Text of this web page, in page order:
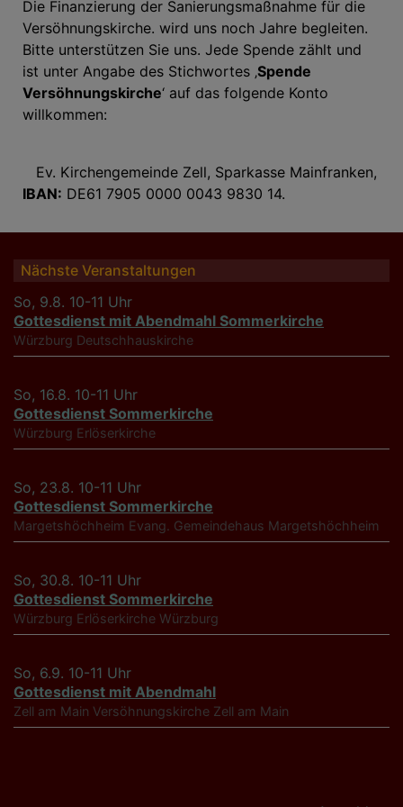
Die Finanzierung der Sanierungsmaßnahme für die
Versöhnungskirche. wird uns noch Jahre begleiten.
Bitte unterstützen Sie uns. Jede Spende zählt und
ist unter Angabe des Stichwortes ‚Spende
Versöhnungskirche‘ auf das folgende Konto
willkommen:
Ev. Kirchengemeinde Zell, Sparkasse Mainfranken,
IBAN: DE61 7905 0000 0043 9830 14.
Nächste Veranstaltungen
So, 9.8. 10-11 Uhr
Gottesdienst mit Abendmahl Sommerkirche
Würzburg Deutschhauskirche
So, 16.8. 10-11 Uhr
Gottesdienst Sommerkirche
Würzburg Erlöserkirche
So, 23.8. 10-11 Uhr
Gottesdienst Sommerkirche
Margetshöchheim Evang. Gemeindehaus Margetshöchheim
So, 30.8. 10-11 Uhr
Gottesdienst Sommerkirche
Würzburg Erlöserkirche Würzburg
So, 6.9. 10-11 Uhr
Gottesdienst mit Abendmahl
Zell am Main Versöhnungskirche Zell am Main